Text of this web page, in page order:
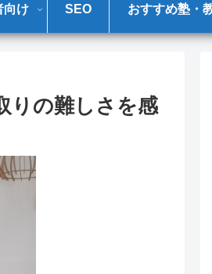
向け SEO おすすめ塾・
りの難しさを感